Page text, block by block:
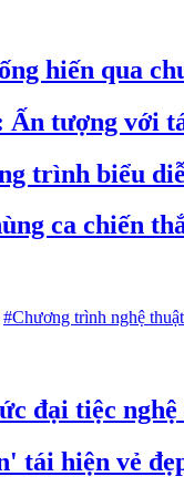
hiến qua
tượng với
trình biểu
ca chiến
#Chương trình nghệ
đại tiệc
tái hiện vẻ